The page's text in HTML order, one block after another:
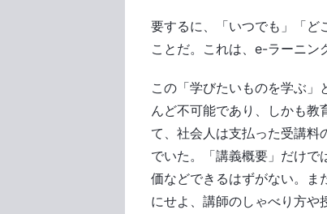
要するに、「いつでも」「ど
ことだ。これは、e-ラーニン
この「学びたいものを学ぶ」
んど不可能であり、しかも教
て、社会人は支払った受講料
でいた。「講義概要」だけで
価などできるはずがない。ま
にせよ、講師のしゃべり方や